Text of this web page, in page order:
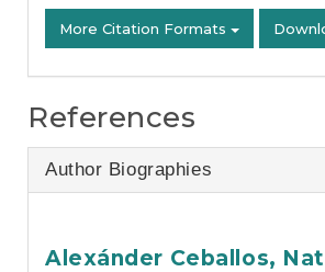
More Citation Formats
References
Author Biographies
Alexánder Ceballos,